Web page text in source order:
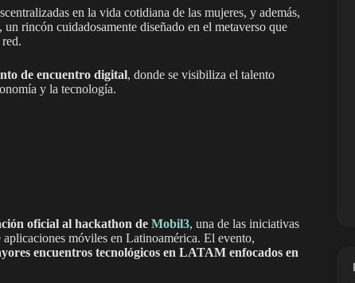
en la vida cotidiana de las mujeres, y además,
, un rincón cuidadosamente diseñado en el metaverso que
de encuentro digital, donde se visibiliza el talento
y la tecnología.
oficial al hackathon de Mobil3, una de las iniciativas
móviles en Latinoamérica. El evento,
encuentros tecnológicos en LATAM enfocados en